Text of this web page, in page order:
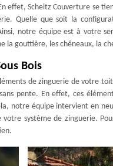
Scheitz Couverture se
Quelle que soit la
notre équipe est à votre
la gouttière, les chéneaux, la
Bois
de zinguerie de votre
pente. En effet, ces
notre équipe intervient en
système de zinguerie.